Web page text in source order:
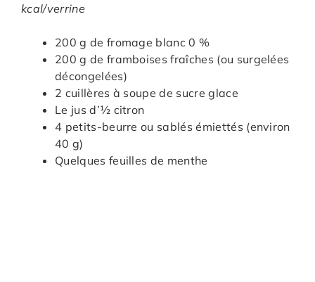
kcal/verrine
200 g de fromage blanc 0 %
200 g de framboises fraîches (ou surgelées
décongelées)
2 cuillères à soupe de sucre glace
Le jus d’½ citron
4 petits-beurre ou sablés émiettés (environ
40 g)
Quelques feuilles de menthe